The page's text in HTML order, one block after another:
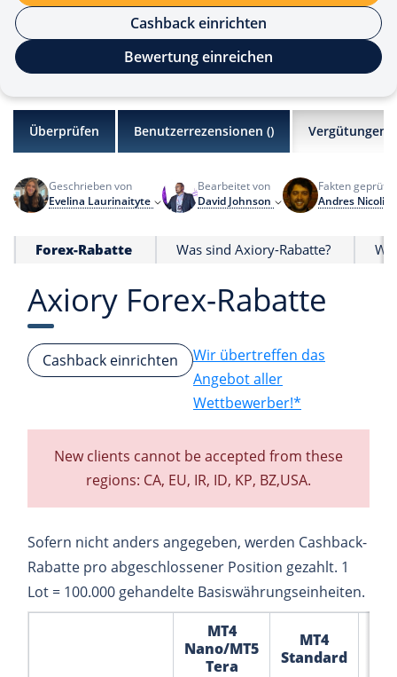
Cashback einrichten
Bewertung einreichen
Überprüfen Benutzerrezensionen () Vergütungen
Geschrieben von
Evelina Laurinaityte
Bearbeitet von
David Johnson
Fakten geprüft
Andres Nicolini
Forex-Rabatte Was sind Axiory-Rabatte?
Axiory Forex-Rabatte
Cashback einrichten
Wir übertreffen das
Angebot aller
Wettbewerber!*
New clients cannot be accepted from these
regions: CA, EU, IR, ‎ID, KP, BZ,USA.
Sofern nicht anders angegeben, werden Cashback-
Rabatte pro abgeschlossener Position gezahlt. 1
Lot = 100.000 gehandelte Basiswährungseinheiten.
MT4
Nano/MT5
Tera
MT4
Standard